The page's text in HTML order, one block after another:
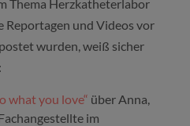
Thema Herzkatheterlabor
Reportagen und Videos vor
wurden, weiß sicher
what you love“ über Anna,
im